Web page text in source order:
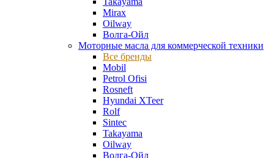
Mirax
Oilway
Волга-Ойл
Моторные масла для коммерческой техники
Все бренды
Mobil
Petrol Ofisi
Rosneft
Hyundai XTeer
Rolf
Sintec
Takayama
Oilway
Волга-Ойл